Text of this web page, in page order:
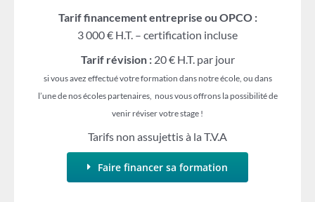
Tarif financement entreprise ou OPCO :
3 000 € H.T. – certification incluse
Tarif révision : 20 € H.T. par jour
si vous avez effectué votre formation dans notre école, ou dans
l’une de nos écoles partenaires, nous vous offrons la possibilité de
venir réviser votre stage !
Tarifs non assujettis à la T.V.A
Faire financer sa formation